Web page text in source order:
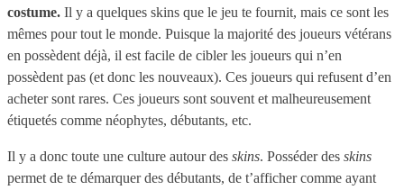
costume. Il y a quelques skins que le jeu te fournit, mais ce sont les
mêmes pour tout le monde. Puisque la majorité des joueurs vétérans
en possèdent déjà, il est facile de cibler les joueurs qui n’en
possèdent pas (et donc les nouveaux). Ces joueurs qui refusent d’en
acheter sont rares. Ces joueurs sont souvent et malheureusement
étiquetés comme néophytes, débutants, etc.
Il y a donc toute une culture autour des skins. Posséder des skins
permet de te démarquer des débutants, de t’afficher comme ayant